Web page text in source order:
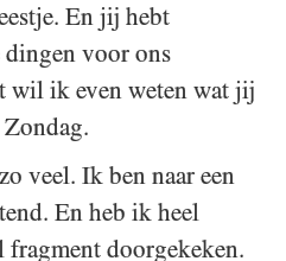
En jij hebt
voor ons
wil ik even weten wat jij
Zondag.
veel. Ik ben naar een
En heb ik heel
fragment doorgekeken.